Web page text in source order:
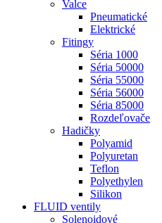
Valce
Pneumatické
Elektrické
Fitingy
Séria 1000
Séria 50000
Séria 55000
Séria 56000
Séria 85000
Rozdeľovače
Hadičky
Polyamid
Polyuretan
Teflon
Polyethylen
Silikon
FLUID ventily
Solenoidové